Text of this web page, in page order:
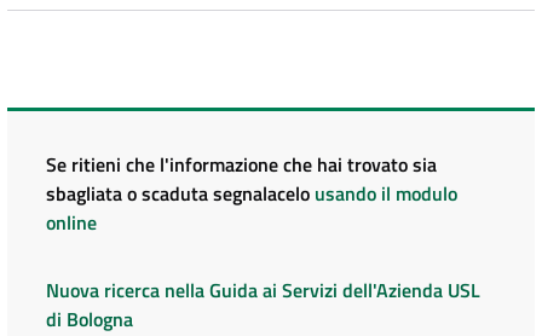
Se ritieni che l'informazione che hai trovato sia
sbagliata o scaduta segnalacelo usando il modulo
online
Nuova ricerca nella Guida ai Servizi dell'Azienda USL
di Bologna